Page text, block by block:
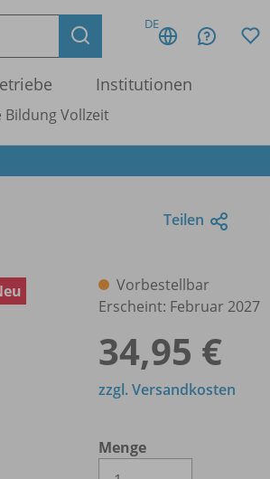
DE
Institutionen
Bildung Vollzeit
Teilen
Vorbestellbar
Erscheint: Februar 2027
34,95 €
Menge
zzgl. Versandkosten